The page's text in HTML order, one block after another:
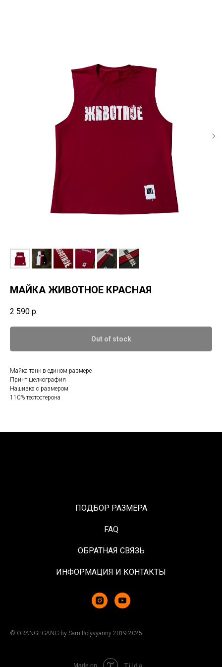
МАЙКА ЖИВОТНОЕ КРАСНАЯ
2 590 р.
Out of stock
Майка танк в едином размере
Принт шелкография
Нашивка с размером
110% тестостерона
ПОДБОР РАЗМЕРА
FAQ
ОБРАТНАЯ СВЯЗЬ
ИНФОРМАЦИЯ И КОНТАКТЫ
© ORANGEGANG by Sam Polyvyanny 2019-2025